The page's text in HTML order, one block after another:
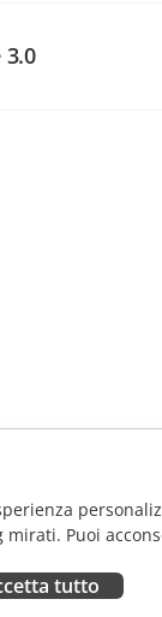
gruppo di
3.0
Puoi
tutto